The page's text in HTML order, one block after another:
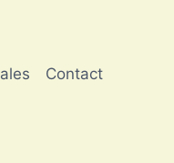
Contact